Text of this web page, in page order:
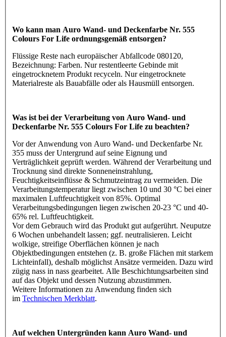
Wo kann man Auro Wand- und Deckenfarbe Nr. 555
Colours For Life ordnungsgemäß entsorgen?
Flüssige Reste nach europäischer Abfallcode 080120,
Bezeichnung: Farben. Nur restentleerte Gebinde mit
eingetrocknetem Produkt recyceln. Nur eingetrocknete
Materialreste als Bauabfälle oder als Hausmüll entsorgen.
Was ist bei der Verarbeitung von Auro Wand- und
Deckenfarbe Nr. 555 Colours For Life zu beachten?
Vor der Anwendung von Auro Wand- und Deckenfarbe Nr.
355 muss der Untergrund auf seine Eignung und
Verträglichkeit geprüft werden. Während der Verarbeitung und
Trocknung sind direkte Sonneneinstrahlung,
Feuchtigkeitseinflüsse & Schmutzeintrag zu vermeiden. Die
Verarbeitungstemperatur liegt zwischen 10 und 30 °C bei einer
maximalen Luftfeuchtigkeit von 85%. Optimal
Verarbeitungsbedingungen liegen zwischen 20-23 °C und 40-
65% rel. Luftfeuchtigkeit.
Vor dem Gebrauch wird das Produkt gut aufgerührt. Neuputze
6 Wochen unbehandelt lassen; ggf. neutralisieren. Leicht
wolkige, streifige Oberflächen können je nach
Objektbedingungen entstehen (z. B. große Flächen mit starkem
Lichteinfall), deshalb möglichst Ansätze vermeiden. Dazu wird
zügig nass in nass gearbeitet. Alle Beschichtungsarbeiten sind
auf das Objekt und dessen Nutzung abzustimmen.
Weitere Informationen zu Anwendung finden sich
im Technischen Merkblatt.
Auf welchen Untergründen kann Auro Wand- und